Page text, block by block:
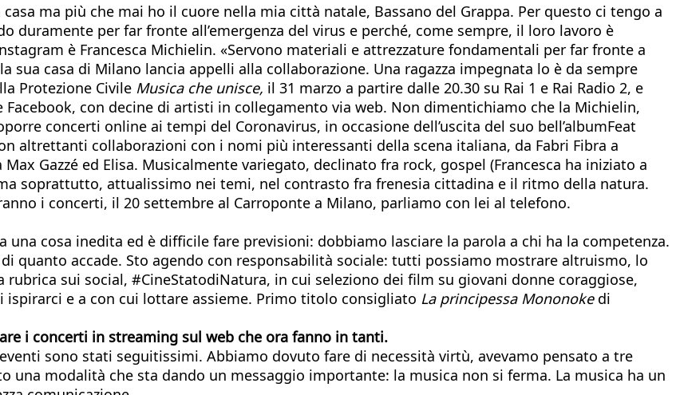
ma più che mai ho il cuore nella mia città natale, Bassano del Grappa. Per questo ci tengo a
duramente per far fronte all’emergenza del virus e perché, come sempre, il loro lavoro è
è Francesca Michielin. «Servono materiali e attrezzature fondamentali per far fronte a
sua casa di Milano lancia appelli alla collaborazione. Una ragazza impegnata lo è da sempre
Protezione Civile Musica che unisce, il 31 marzo a partire dalle 20.30 su Rai 1 e Rai Radio 2, e
con decine di artisti in collegamento via web. Non dimentichiamo che la Michielin,
concerti online ai tempi del Coronavirus, in occasione dell’uscita del suo bell’albumFeat
altrettanti collaborazioni con i nomi più interessanti della scena italiana, da Fabri Fibra a
Gazzé ed Elisa. Musicalmente variegato, declinato fra rock, gospel (Francesca ha iniziato a
soprattutto, attualissimo nei temi, nel contrasto fra frenesia cittadina e il ritmo della natura.
i concerti, il 20 settembre al Carroponte a Milano, parliamo con lei al telefono.
cosa inedita ed è difficile fare previsioni: dobbiamo lasciare la parola a chi ha la competenza.
quanto accade. Sto agendo con responsabilità sociale: tutti possiamo mostrare altruismo, lo
sui social, #CineStatodiNatura, in cui seleziono dei film su giovani donne coraggiose,
e a con cui lottare assieme. Primo titolo consigliato La principessa Mononokedi
i concerti in streaming sul web che ora fanno in tanti.
sono stati seguitissimi. Abbiamo dovuto fare di necessità virtù, avevamo pensato a tre
una modalità che sta dando un messaggio importante: la musica non si ferma. La musica ha un